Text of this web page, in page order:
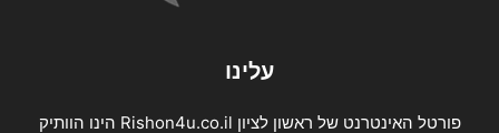
עלינו
פורטל האינטרנט של ראשון לציון Rishon4u.co.il הינו הוותיק